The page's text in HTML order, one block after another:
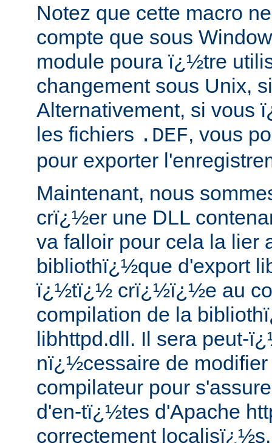
Notez que cette macro
compte que sous
module poura ï¿½tre
changement sous Unix,
Alternativement, si vous
les fichiers .DEF, vous
pour exporter
Maintenant, nous
crï¿½er une DLL
va falloir pour cela la lier
bibliothï¿½que d'export
ï¿½tï¿½ crï¿½ï¿½e au
compilation de la
libhttpd.dll. Il sera peut-
nï¿½cessaire de
compilateur pour
d'en-tï¿½tes d'Apache
correctement